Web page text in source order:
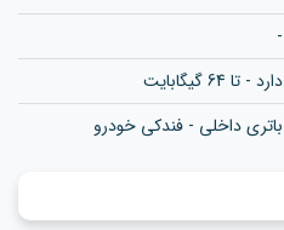
-
دارد - تا 64 گیگابایت
باتری داخلی - فندکی خودرو